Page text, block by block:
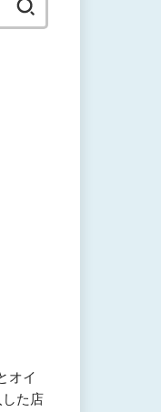
オイ
た店